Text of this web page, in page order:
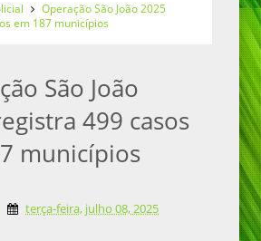
Operação São João 2025
em 187 municípios
São João
499 casos
municípios
terça-feira, julho 08, 2025